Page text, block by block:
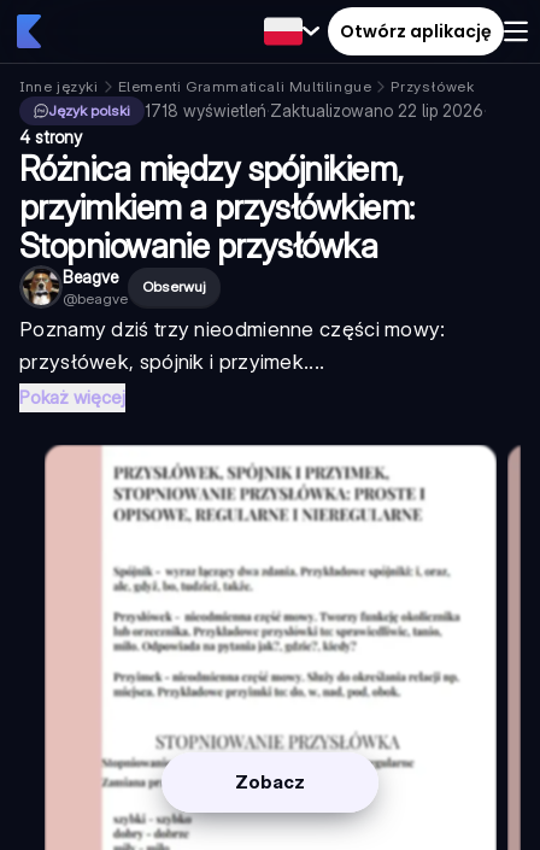
Otwórz aplikację
Inne języki Elementi Grammaticali Multilingue
Przysłówek
Język polski
1718 wyświetleń·Zaktualizowano 22 lip 2026·
4 strony
Różnica między spójnikiem,
przyimkiem a przysłówkiem:
Stopniowanie przysłówka
Beagve
@beagve
Obserwuj
Poznamy dziś trzy nieodmienne części mowy:
przysłówek, spójnik i przyimek....
Pokaż więcej
Zobacz